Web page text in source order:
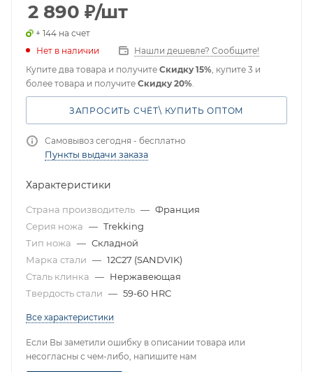
2 890 ₽/шт
+ 144 на счет
Нет в наличии
Нашли дешевле? Сообщите!
Купите два товара и получите Скидку 15%, купите 3 и
более товара и получите Скидку 20%.
ЗАПРОСИТЬ СЧЁТ\ КУПИТЬ ОПТОМ
Самовывоз сегодня - бесплатно
Пункты выдачи заказа
Характеристики
Страна производитель — Франция
Серия ножа — Trekking
Тип ножа — Складной
Марка стали — 12C27 (SANDVIK)
Сталь клинка — Нержавеющая
Твердость стали — 59-60 HRC
Все характеристики
Если Вы заметили ошибку в описании товара или
несогласны с чем-либо, напишите нам